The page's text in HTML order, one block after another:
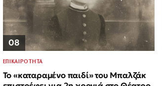
08
ΕΠΙΚΑΙΡΟΤΗΤΑ
Το «καταραμένο παιδί» του Μπαλζάκ